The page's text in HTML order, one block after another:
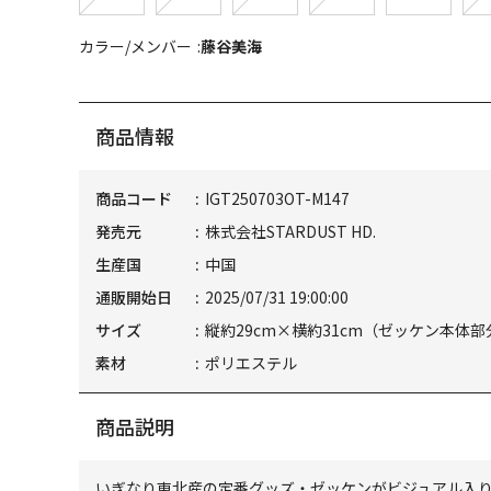
カラー/メンバー 藤谷美海
商品情報
商品コード
IGT250703OT-M147
発売元
株式会社STARDUST HD.
生産国
中国
通販開始日
2025/07/31 19:00:00
サイズ
縦約29cm×横約31cm（ゼッケン本体部
素材
ポリエステル
商品説明